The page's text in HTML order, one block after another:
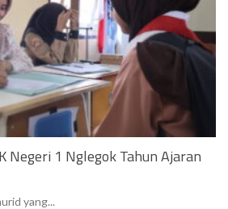
Negeri 1 Nglegok Tahun Ajaran
yang...